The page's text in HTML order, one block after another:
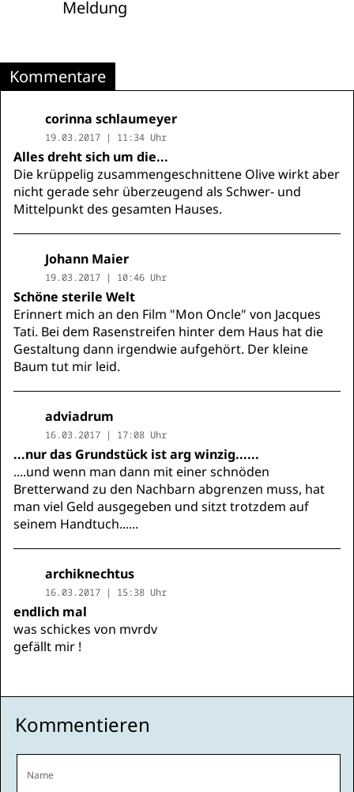
Meldung
Kommentare
corinna schlaumeyer
19.03.2017 | 11:34 Uhr
Alles dreht sich um die...
Die krüppelig zusammengeschnittene Olive wirkt aber
nicht gerade sehr überzeugend als Schwer- und
Mittelpunkt des gesamten Hauses.
Johann Maier
19.03.2017 | 10:46 Uhr
Schöne sterile Welt
Erinnert mich an den Film "Mon Oncle" von Jacques
Tati. Bei dem Rasenstreifen hinter dem Haus hat die
Gestaltung dann irgendwie aufgehört. Der kleine
Baum tut mir leid.
adviadrum
16.03.2017 | 17:08 Uhr
...nur das Grundstück ist arg winzig......
....und wenn man dann mit einer schnöden
Bretterwand zu den Nachbarn abgrenzen muss, hat
man viel Geld ausgegeben und sitzt trotzdem auf
seinem Handtuch......
archiknechtus
16.03.2017 | 15:38 Uhr
endlich mal
was schickes von mvrdv
gefällt mir !
Kommentieren
Name